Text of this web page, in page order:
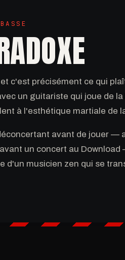
c'est précisément ce qui
un guitariste qui joue de
à l'esthétique martiale de
avant de jouer —
un concert au
d'un musicien zen qui se